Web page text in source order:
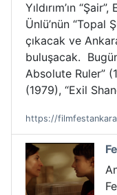
Yıldırım’ın
Ünlü’nün “Topal
çıkacak ve
buluşacak.
Absolute Ruler”
(1979), “Exil
https://